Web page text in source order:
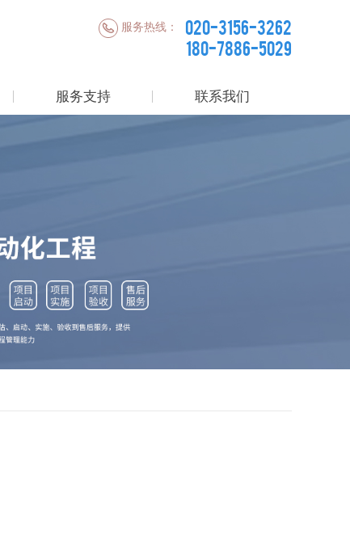
服务热线：
020-3156-3262
180-7886-5029
服务支持 联系我们